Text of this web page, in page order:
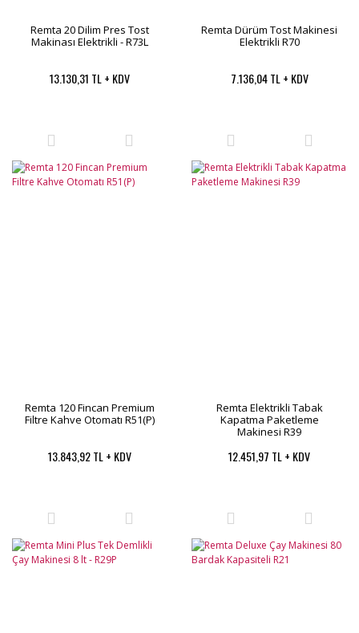
Remta 20 Dilim Pres Tost
Makinası Elektrikli - R73L
13.130,31 TL + KDV
Remta Dürüm Tost Makinesi
Elektrikli R70
7.136,04 TL + KDV
Remta 120 Fincan Premium
Filtre Kahve Otomatı R51(P)
13.843,92 TL + KDV
Remta Elektrikli Tabak
Kapatma Paketleme
Makinesi R39
12.451,97 TL + KDV